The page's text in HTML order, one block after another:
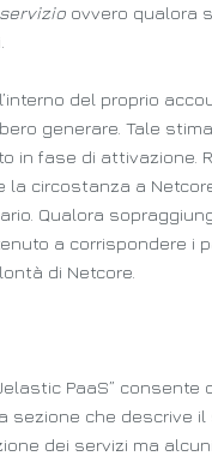
ovvero qualora
del proprio
generare. Tale
in fase di
circostanza a
Qualora
a corrispondere
di Netcore.
PaaS”
sezione che descrive
dei servizi ma